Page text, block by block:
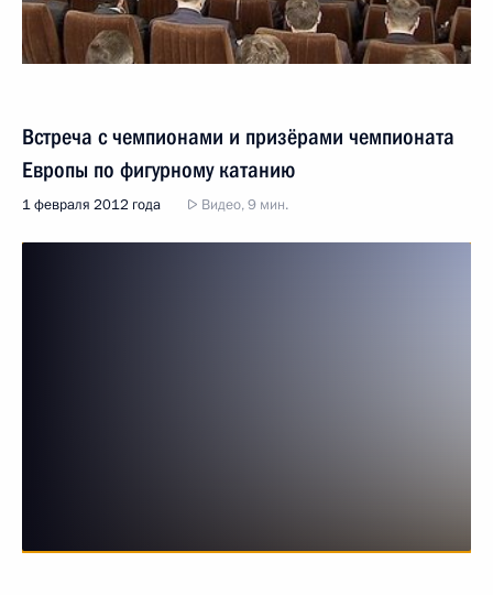
Встреча с чемпионами и призёрами чемпионата
Европы по фигурному катанию
1 февраля 2012 года Видео, 9 мин.